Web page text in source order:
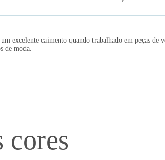
caimento quando trabalhado em peças de
de moda.
cores